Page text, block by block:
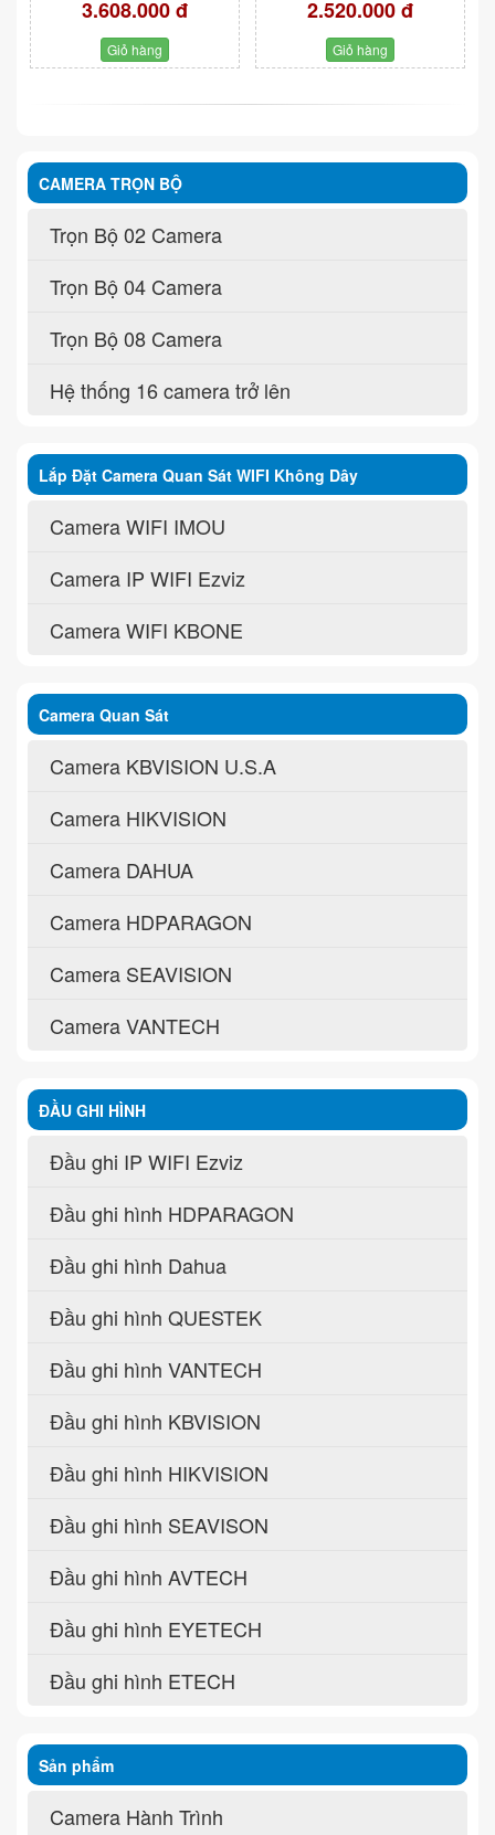
3.608.000 đ
Giỏ hàng
2.520.000 đ
Giỏ hàng
CAMERA TRỌN BỘ
Trọn Bộ 02 Camera
Trọn Bộ 04 Camera
Trọn Bộ 08 Camera
Hệ thống 16 camera trở lên
Lắp Đặt Camera Quan Sát WIFI Không Dây
Camera WIFI IMOU
Camera IP WIFI Ezviz
Camera WIFI KBONE
Camera Quan Sát
Camera KBVISION U.S.A
Camera HIKVISION
Camera DAHUA
Camera HDPARAGON
Camera SEAVISION
Camera VANTECH
ĐẦU GHI HÌNH
Đầu ghi IP WIFI Ezviz
Đầu ghi hình HDPARAGON
Đầu ghi hình Dahua
Đầu ghi hình QUESTEK
Đầu ghi hình VANTECH
Đầu ghi hình KBVISION
Đầu ghi hình HIKVISION
Đầu ghi hình SEAVISON
Đầu ghi hình AVTECH
Đầu ghi hình EYETECH
Đầu ghi hình ETECH
Sản phẩm
Camera Hành Trình